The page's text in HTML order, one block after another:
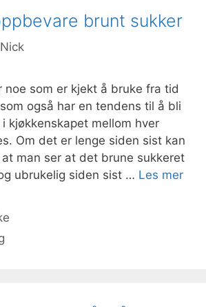
brunt sukker
Nick
noe som er kjekt å bruke fra tid
også har en tendens til å bli
kjøkkenskapet mellom hver
Om det er lenge siden sist kan
man ser at det brune sukkeret
ubrukelig siden sist … Les mer